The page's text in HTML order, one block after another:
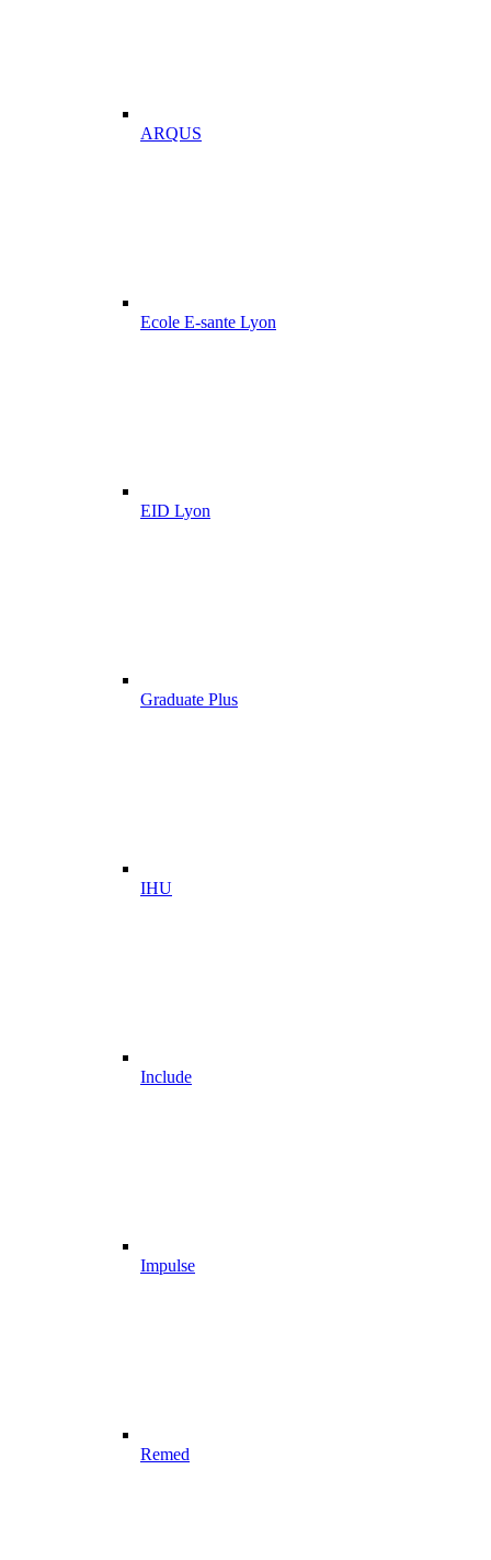
ARQUS
Ecole E-sante Lyon
EID Lyon
Graduate Plus
IHU
Include
Impulse
Remed